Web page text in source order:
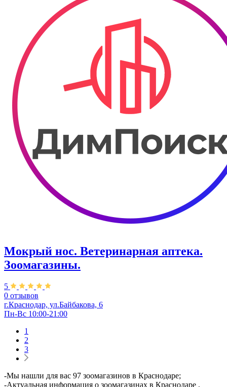
Мокрый нос. Ветеринарная аптека.
Зоомагазины.
5
0 отзывов
г.Краснодар, ул.Байбакова, 6
Пн-Вс 10:00-21:00
1
2
3
-Мы нашли для вас 97 зоомагазинов в Краснодаре;
-Актуальная информация о зоомагазинах в Краснодаре ,